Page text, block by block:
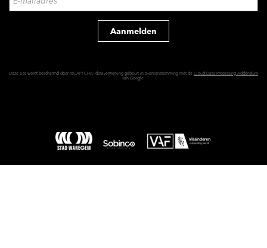
Aanmelden
Deze site wordt beschermd door reCAPTCHA, dataverwerking gebeurt in overeenstemming met de Cloud Data Processing Addendum
van Google.